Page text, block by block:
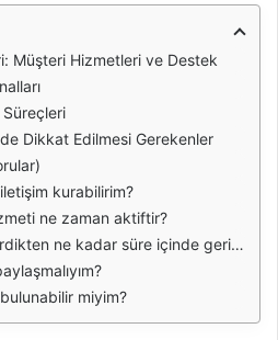
Müşteri Hizmetleri ve Destek
Dikkat Edilmesi Gerekenler
kurabilirim?
ne zaman aktiftir?
ne kadar süre içinde geri dönüş alırım?
miyim?